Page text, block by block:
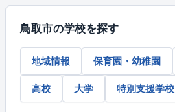
鳥取市の学校を探す
地域情報 保育園・幼稚園
高校 大学 特別支援学校